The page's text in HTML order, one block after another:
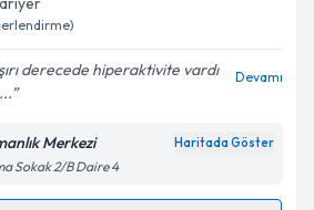
Talebini Gönder
işlenmesine ilişkin
ve kişisel verilerimin belirtilen
derecede hiperaktivite vardı
Devamı
Merkezi Haritada Göster
Sokak 2/B Daire 4